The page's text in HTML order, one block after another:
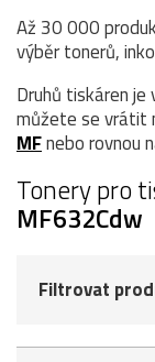
Až 30 000
výběr tonerů,
Druhů tiskáren
můžete se vrátit
MFnebo rovnou
Tonery pro
MF632Cdw
Filtrovat